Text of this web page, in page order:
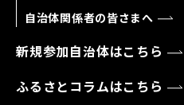
自治体関係者の皆さまへ
新規参加自治体はこちら
ふるさとコラムはこちら